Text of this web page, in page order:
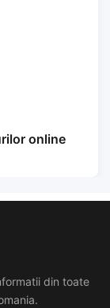
online
din toate